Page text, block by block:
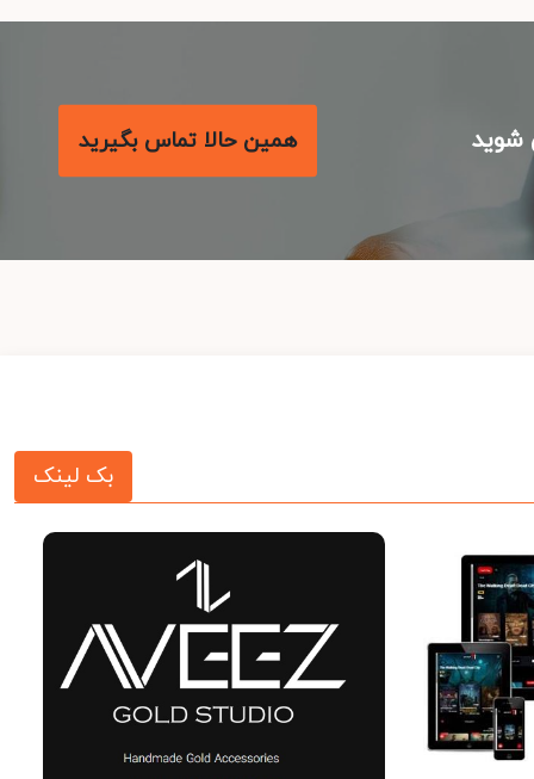
همین حالا تماس بگیرید
بک لینک